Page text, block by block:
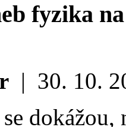
fyzika
| 30. 10.
dokážou,